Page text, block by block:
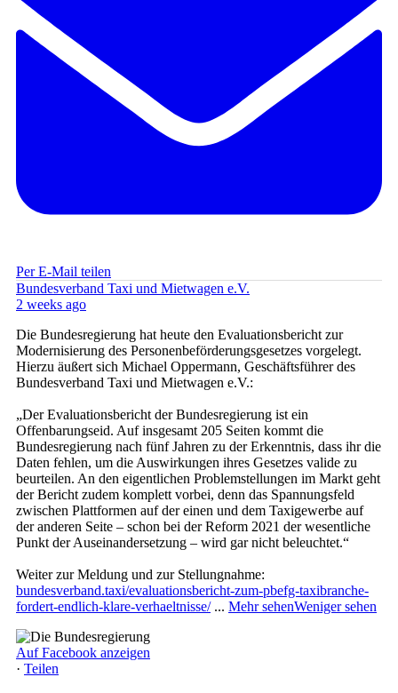
Per E-Mail teilen
Bundesverband Taxi und Mietwagen e.V.
2 weeks ago
Die Bundesregierung hat heute den Evaluationsbericht zur
Modernisierung des Personenbeförderungsgesetzes vorgelegt.
Hierzu äußert sich Michael Oppermann, Geschäftsführer des
Bundesverband Taxi und Mietwagen e.V.:
„Der Evaluationsbericht der Bundesregierung ist ein
Offenbarungseid. Auf insgesamt 205 Seiten kommt die
Bundesregierung nach fünf Jahren zu der Erkenntnis, dass ihr die
Daten fehlen, um die Auswirkungen ihres Gesetzes valide zu
beurteilen. An den eigentlichen Problemstellungen im Markt geht
der Bericht zudem komplett vorbei, denn das Spannungsfeld
zwischen Plattformen auf der einen und dem Taxigewerbe auf
der anderen Seite – schon bei der Reform 2021 der wesentliche
Punkt der Auseinandersetzung – wird gar nicht beleuchtet.“
Weiter zur Meldung und zur Stellungnahme:
bundesverband.taxi/evaluationsbericht-zum-pbefg-taxibranche-
fordert-endlich-klare-verhaeltnisse/ ... Mehr sehenWeniger sehen
Auf Facebook anzeigen
· Teilen